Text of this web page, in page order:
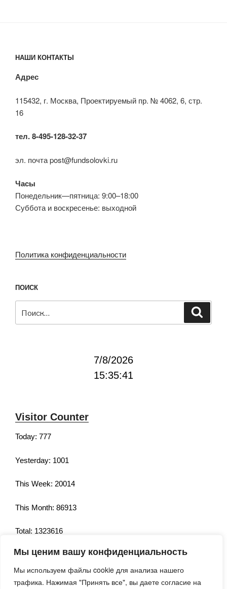
Мы ценим вашу конфиденциальность
Мы используем файлы cookie для анализа нашего
трафика. Нажимая "Принять все", вы даете согласие на
НАШИ КОНТАКТЫ
Адрес
115432, г. Москва, Проектируемый пр. № 4062, 6, стр.
16
тел. 8-495-128-32-37
эл. почта post@fundsolovki.ru
Часы
Понедельник—пятница: 9:00–18:00
Суббота и воскресенье: выходной
Политика конфиденциальности
ПОИСК
7/8/2026
15:35:42
Visitor Counter
Today: 777
Yesterday: 1001
This Week: 20014
This Month: 86913
Total: 1323616
Currently Online: 163